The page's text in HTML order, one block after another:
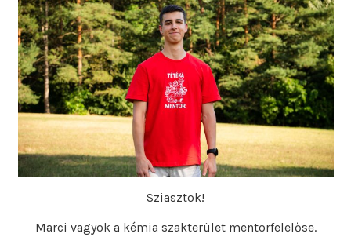
Sziasztok!
Marci vagyok a kémia szakterület mentorfelelőse.